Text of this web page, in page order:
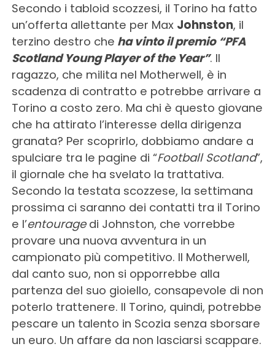
Secondo i tabloid scozzesi, il Torino ha fatto
un’offerta allettante per Max Johnston, il
terzino destro che ha vinto il premio “PFA
Scotland Young Player of the Year”. Il
ragazzo, che milita nel Motherwell, è in
scadenza di contratto e potrebbe arrivare a
Torino a costo zero. Ma chi è questo giovane
che ha attirato l’interesse della dirigenza
granata? Per scoprirlo, dobbiamo andare a
spulciare tra le pagine di “Football Scotland”,
il giornale che ha svelato la trattativa.
Secondo la testata scozzese, la settimana
prossima ci saranno dei contatti tra il Torino
e l’entouragedi Johnston, che vorrebbe
provare una nuova avventura in un
campionato più competitivo. Il Motherwell,
dal canto suo, non si opporrebbe alla
partenza del suo gioiello, consapevole di non
poterlo trattenere. Il Torino, quindi, potrebbe
pescare un talento in Scozia senza sborsare
un euro. Un affare da non lasciarsi scappare.